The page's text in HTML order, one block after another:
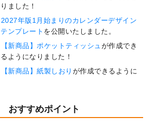
りました！
2027年版1月始まりのカレンダーデザイン
テンプレート を公開いたしました。
【新商品】ポケットティッシュが作成でき
るようになりました！
【新商品】紙製しおり が作成できるように
業効率を上げる便利な操作方法3選！
開いたしました。
おすすめポイント